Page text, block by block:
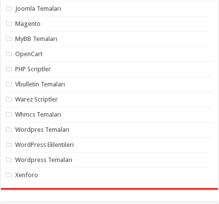
organizasyon ,
organizasyon,
organizasyon,
palyaço,
takipçi
twitter
hilesi ,
takipçi
Joomla Temaları
Magento
MyBB Temaları
OpenCart
PHP Scriptler
Vbulletin Temaları
Warez Scriptler
Whmcs Temaları
Wordpres Temaları
WordPress Eklentileri
Wordpress Temaları
Xenforo